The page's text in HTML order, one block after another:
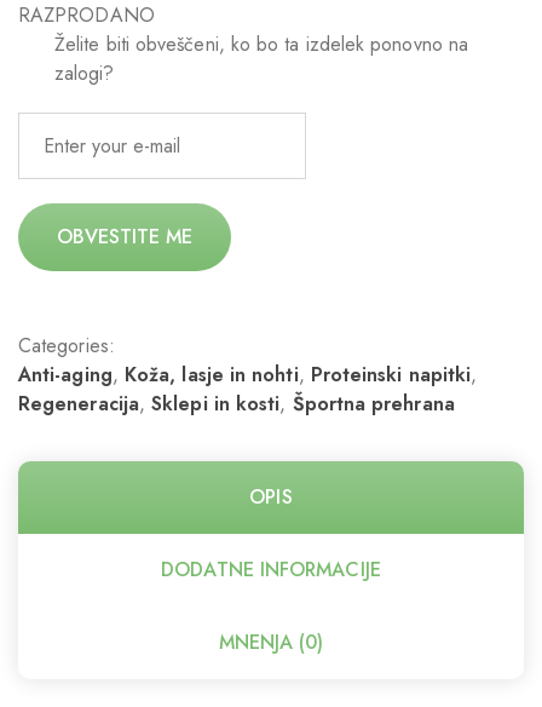
RAZPRODANO
Želite biti obveščeni, ko bo ta izdelek ponovno na
zalogi?
OBVESTITE ME
Categories:
Anti-aging, Koža, lasje in nohti, Proteinski napitki,
Regeneracija,Sklepi in kosti, Športna prehrana
OPIS
DODATNE INFORMACIJE
MNENJA (0)